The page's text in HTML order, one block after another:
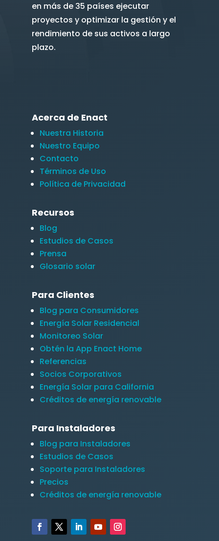
en más de 35 países ejecutar
proyectos y optimizar la gestión y el
rendimiento de sus activos a largo
plazo.
Acerca de Enact
Nuestra Historia
Nuestro Equipo
Contacto
Términos de Uso
Política de Privacidad
Recursos
Blog
Estudios de Casos
Prensa
Glosario solar
Para Clientes
Blog para Consumidores
Energía Solar Residencial
Monitoreo Solar
Obtén la App Enact Home
Referencias
Socios Corporativos
Energía Solar para California
Créditos de energía renovable
Para Instaladores
Blog para Instaladores
Estudios de Casos
Soporte para Instaladores
Precios
Créditos de energía renovable